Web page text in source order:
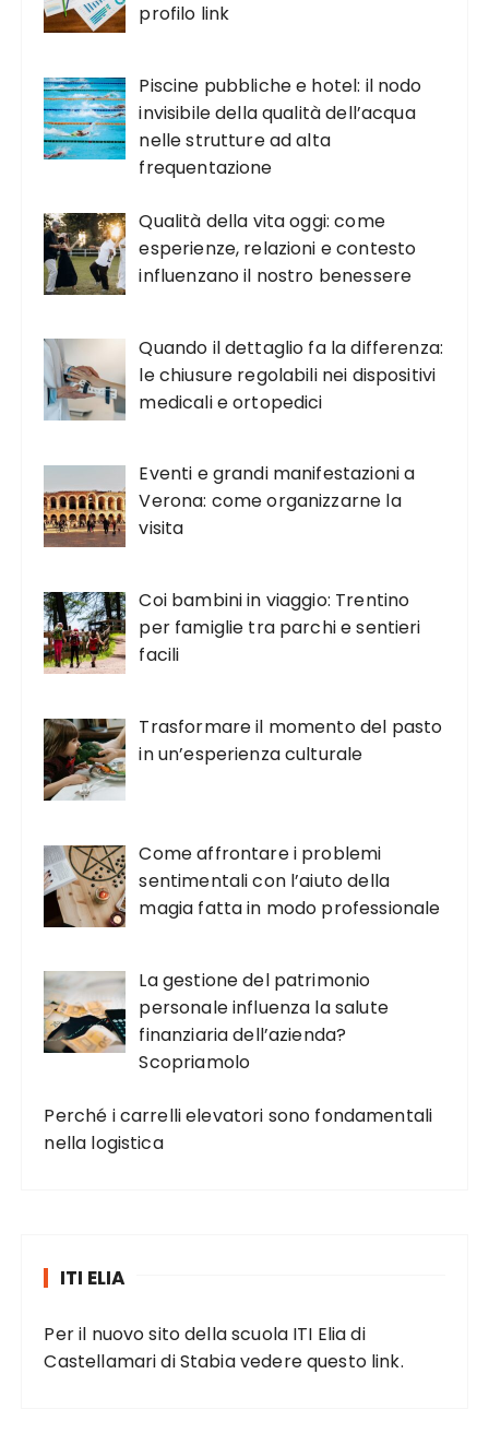
profilo link
Piscine pubbliche e hotel: il nodo
invisibile della qualità dell’acqua
nelle strutture ad alta
frequentazione
Qualità della vita oggi: come
esperienze, relazioni e contesto
influenzano il nostro benessere
Quando il dettaglio fa la differenza:
le chiusure regolabili nei dispositivi
medicali e ortopedici
Eventi e grandi manifestazioni a
Verona: come organizzarne la
visita
Coi bambini in viaggio: Trentino
per famiglie tra parchi e sentieri
facili
Trasformare il momento del pasto
in un’esperienza culturale
Come affrontare i problemi
sentimentali con l’aiuto della
magia fatta in modo professionale
La gestione del patrimonio
personale influenza la salute
finanziaria dell’azienda?
Scopriamolo
Perché i carrelli elevatori sono fondamentali
nella logistica
ITI ELIA
Per il nuovo sito della scuola ITI Elia di
Castellamari di Stabia vederequesto link.